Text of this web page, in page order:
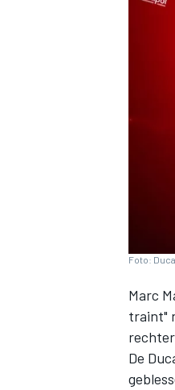
Foto:
Marc
traint"
De